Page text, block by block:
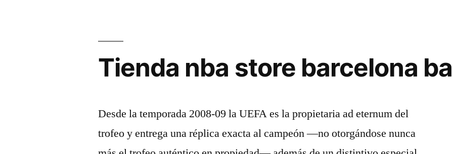
Tienda nba store barcelona
Desde la temporada 2008-09 la UEFA es la propietaria ad eternum del
trofeo y entrega una réplica exacta al campeón —no otorgándose nunca